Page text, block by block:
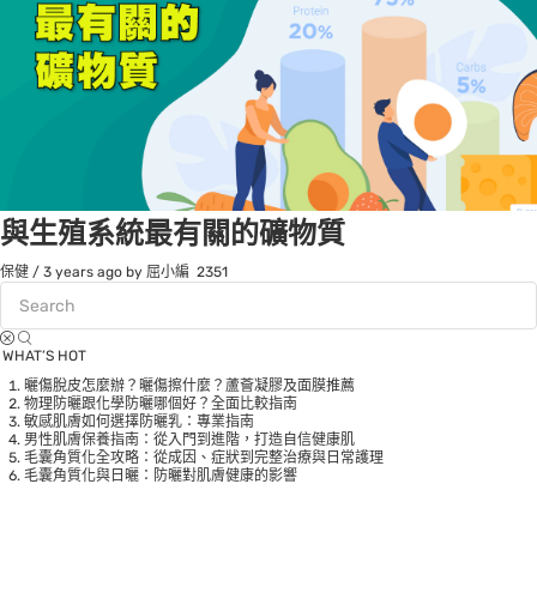
與生殖系統最有關的礦物質
保健 / 3 years ago by 屈小編 2351
WHAT’S HOT
曬傷脫皮怎麼辦？曬傷擦什麼？蘆薈凝膠及面膜推薦
物理防曬跟化學防曬哪個好？全面比較指南
敏感肌膚如何選擇防曬乳：專業指南
男性肌膚保養指南：從入門到進階，打造自信健康肌
毛囊角質化全攻略：從成因、症狀到完整治療與日常護理
毛囊角質化與日曬：防曬對肌膚健康的影響